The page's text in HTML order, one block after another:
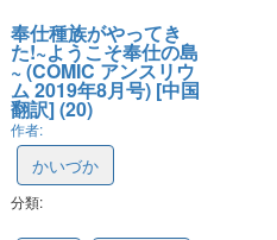
奉仕種族がやってき
た!~ようこそ奉仕の島
~ (COMIC アンスリウ
ム 2019年8月号) [中国
翻訳] (20)
作者:
かいづか
分類: